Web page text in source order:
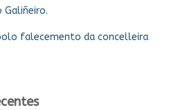
Galiñeiro.
falecemento da concelleira